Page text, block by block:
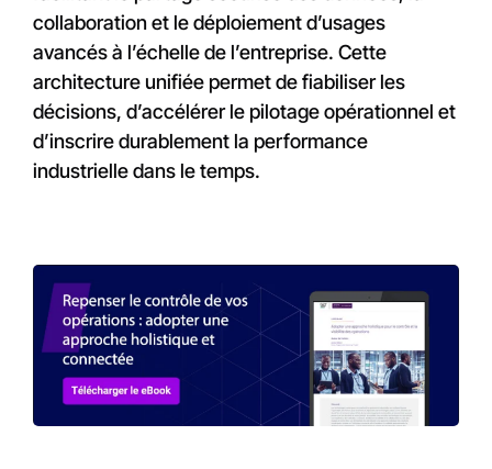
collaboration et le déploiement d’usages
avancés à l’échelle de l’entreprise. Cette
architecture unifiée permet de fiabiliser les
décisions, d’accélérer le pilotage opérationnel et
d’inscrire durablement la performance
industrielle dans le temps.